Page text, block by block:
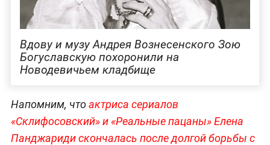
Вдову и музу Андрея Вознесенского Зою
Богуславскую похоронили на
Новодевичьем кладбище
Напомним, чтоактриса сериалов
«Склифосовский» и «Реальные пацаны» Елена
Панджариди скончалась после долгой борьбы с